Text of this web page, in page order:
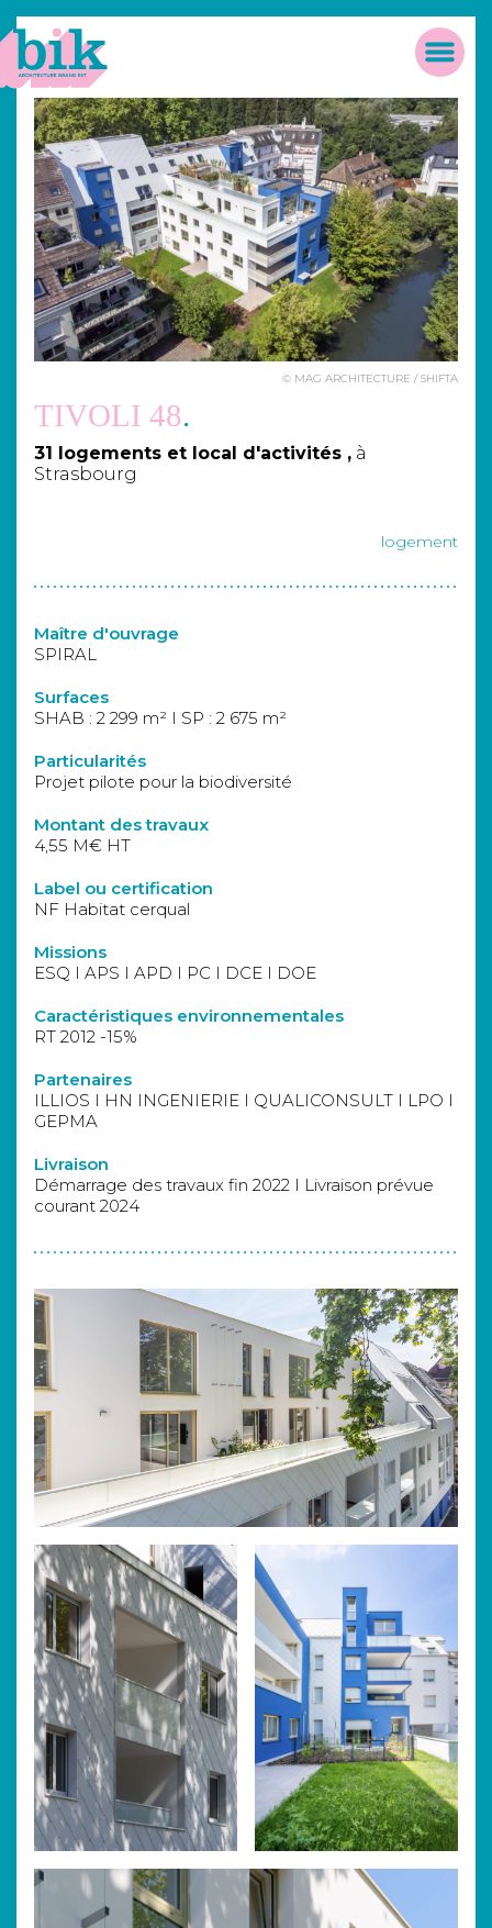
© MAG ARCHITECTURE / SHIFTA
TIVOLI 48
31 logements et local d'activités , à
Strasbourg
logement
Maître d'ouvrage
SPIRAL
Surfaces
SHAB : 2 299 m² I SP : 2 675 m²
Particularités
Projet pilote pour la biodiversité
Montant des travaux
4,55 M€ HT
Label ou certification
NF Habitat cerqual
Missions
ESQ I APS I APD I PC I DCE I DOE
Caractéristiques environnementales
RT 2012 -15%
Partenaires
ILLIOS I HN INGENIERIE I QUALICONSULT I LPO I
GEPMA
Livraison
Démarrage des travaux fin 2022 I Livraison prévue
courant 2024
Panneau de gestion des cookies